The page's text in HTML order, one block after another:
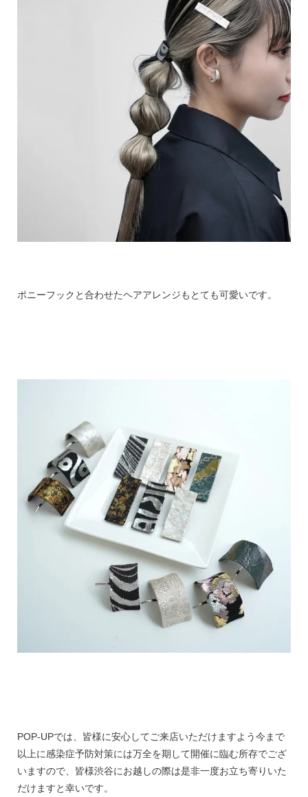
ポニーフックと合わせたヘアアレンジもとても可愛いです。
POP-UPでは、皆様に安心してご来店いただけますよう今まで
以上に感染症予防対策には万全を期して開催に臨む所存でござ
いますので、皆様渋谷にお越しの際は是非一度お立ち寄りいた
だけますと幸いです。